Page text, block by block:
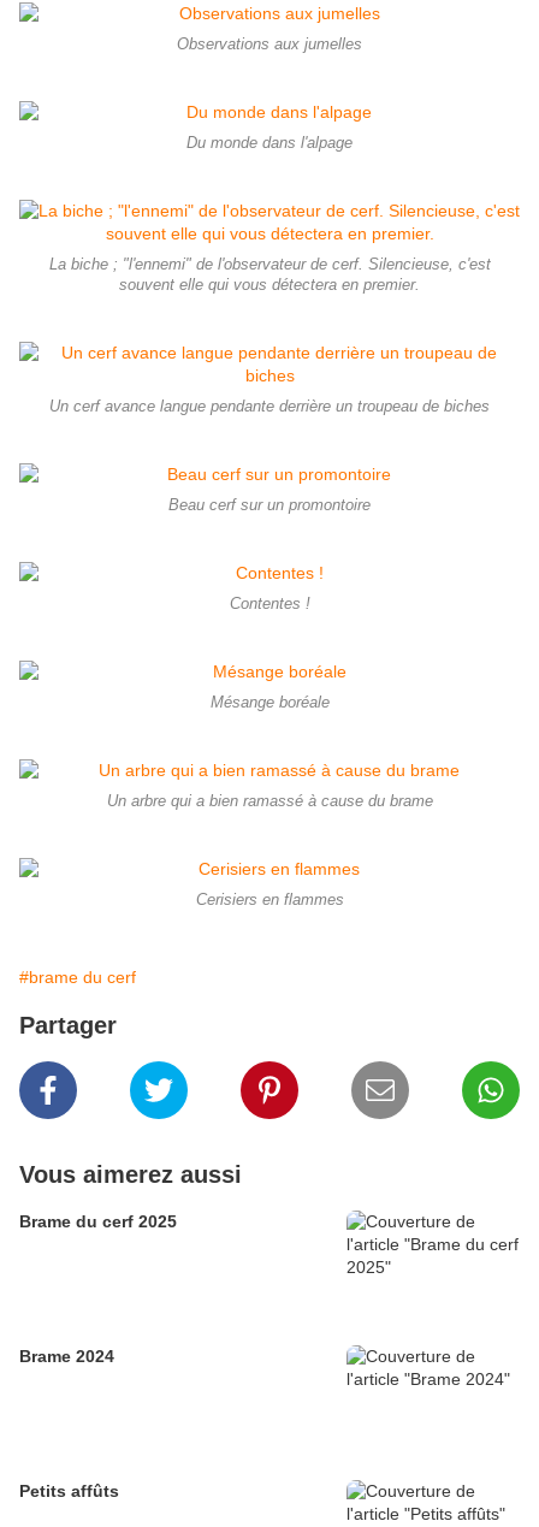
Observations aux jumelles
Du monde dans l'alpage
La biche ; "l'ennemi" de l'observateur de cerf. Silencieuse, c'est
souvent elle qui vous détectera en premier.
Un cerf avance langue pendante derrière un troupeau de biches
Beau cerf sur un promontoire
Contentes !
Mésange boréale
Un arbre qui a bien ramassé à cause du brame
Cerisiers en flammes
#brame du cerf
Partager
Vous aimerez aussi
Brame du cerf 2025
Brame 2024
Petits affûts